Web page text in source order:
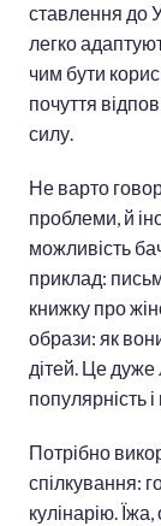
ставлення до
легко
чим бути
почуття
силу.
Не варто
проблеми, й
можливість
приклад:
книжку про
образи: як
дітей. Це дуже
популярність
Потрібно
спілкування:
кулінарію.